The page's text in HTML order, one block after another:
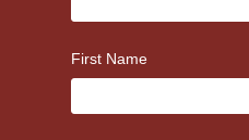
First Name